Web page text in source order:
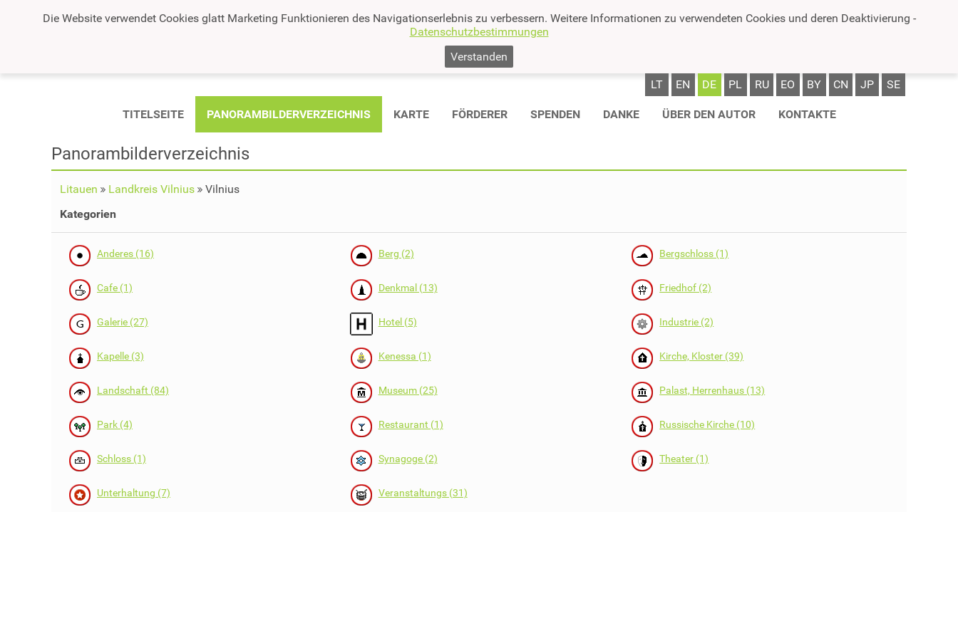
Die Website verwendet Cookies glatt Marketing Funktionieren des Navigationserlebnis zu verbessern. Weitere Informationen zu verwendeten Cookies und deren Deaktivierung -
Datenschutzbestimmungen
Verstanden
LT EN DE PL RU EO BY CN JP SE
TITELSEITE PANORAMBILDERVERZEICHNIS KARTE FÖRDERER SPENDEN DANKE ÜBER DEN AUTOR KONTAKTE
Panorambilderverzeichnis
Litauen Landkreis Vilnius
Vilnius
Kategorien
Anderes (16) Berg (2) Bergschloss (1)
Cafe (1) Denkmal (13) Friedhof (2)
Galerie (27) Hotel (5) Industrie (2)
Kapelle (3) Kenessa (1) Kirche, Kloster (39)
Landschaft (84) Museum (25) Palast, Herrenhaus (13)
Park (4) Restaurant (1) Russische Kirche (10)
Schloss (1) Synagoge (2) Theater (1)
Unterhaltung (7) Veranstaltungs (31)